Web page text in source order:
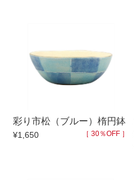
盛鉢
小丼
マグカップ
彩り市松（ブルー）楕円鉢
¥1,650 ［ 30％OFF ］